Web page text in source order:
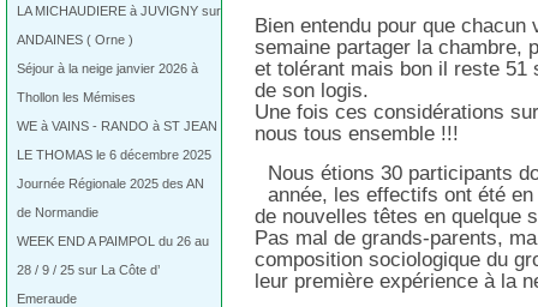
LA MICHAUDIERE à JUVIGNY sur
ANDAINES ( Orne )
Séjour à la neige janvier 2026 à
Thollon les Mémises
WE à VAINS - RANDO à ST JEAN
LE THOMAS le 6 décembre 2025
Journée Régionale 2025 des AN
de Normandie
WEEK END A PAIMPOL du 26 au
28 / 9 / 25 sur La Côte d’
Emeraude
Bien entendu pour que
semaine partager la chambre,
et tolérant mais bon il reste 51
de son logis.
Une fois ces considérations
nous tous ensemble !!!
Nous étions 30 participants
année, les effectifs ont été
de nouvelles têtes en quelque
Pas mal de grands-parents,
composition sociologique du
leur première expérience à la